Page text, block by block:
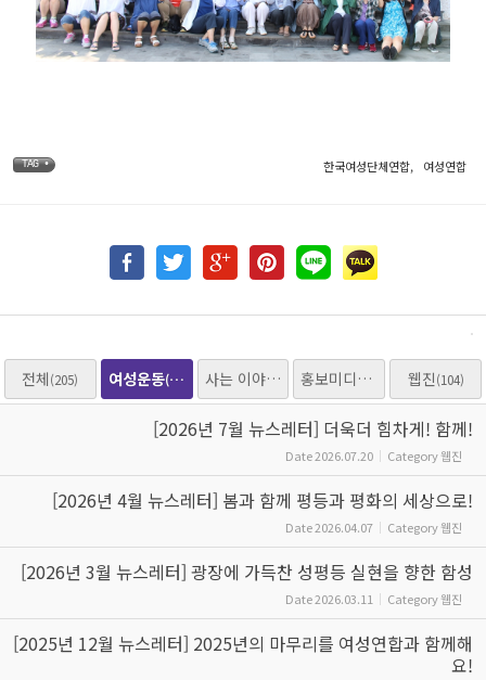
TAG • 한국여성단체연합, 여성연합
전체(205) 여성운동(205) 사는 이야기(153) 홍보미디어 웹진(104)
[2026년 7월 뉴스레터] 더욱더 힘차게! 함께!
Date2026.07.20 Category웹진
[2026년 4월 뉴스레터] 봄과 함께 평등과 평화의 세상으로!
Date2026.04.07 Category웹진
[2026년 3월 뉴스레터] 광장에 가득찬 성평등 실현을 향한 함성
Date2026.03.11 Category웹진
[2025년 12월 뉴스레터] 2025년의 마무리를 여성연합과 함께해
요!